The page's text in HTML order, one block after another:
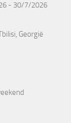
- 30/7/2026
Georgië